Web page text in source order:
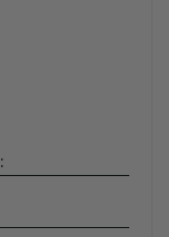
: